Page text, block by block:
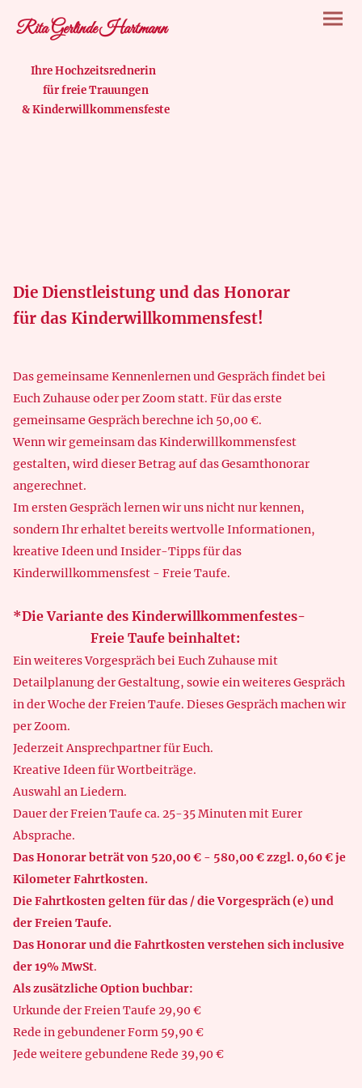
Rita Gerlinde Hartmann
Ihre Hochzeitsrednerin
für freie Trauungen
& Kinderwillkommensfeste
Die Dienstleistung und das Honorar
für das Kinderwillkommensfest!
Das gemeinsame Kennenlernen und Gespräch findet bei
Euch Zuhause oder per Zoom statt. Für das erste
gemeinsame Gespräch berechne ich 50,00 €.
Wenn wir gemeinsam das Kinderwillkommensfest
gestalten, wird dieser Betrag auf das Gesamthonorar
angerechnet.
Im ersten Gespräch lernen wir uns nicht nur kennen,
sondern Ihr erhaltet bereits wertvolle Informationen,
kreative Ideen und Insider-Tipps für das
Kinderwillkommensfest - Freie Taufe.
*Die Variante des Kinderwillkommenfestes-
Freie Taufe beinhaltet:
Ein weiteres Vorgespräch bei Euch Zuhause mit
Detailplanung der Gestaltung, sowie ein weiteres Gespräch
in der Woche der Freien Taufe. Dieses Gespräch machen wir
per Zoom.
Jederzeit Ansprechpartner für Euch.
Kreative Ideen für Wortbeiträge.
Auswahl an Liedern.
Dauer der Freien Taufe ca. 25-35 Minuten mit Eurer
Absprache.
Das Honorar beträt von 520,00 € - 580,00 € zzgl. 0,60 € je
KilometerFahrtkosten.
Die Fahrtkosten gelten für das / die Vorgespräch (e) und
der Freien Taufe.
Das Honorar und die Fahrtkosten verstehen sich inclusive
der19% MwSt.
Als zusätzliche Option buchbar:
Urkunde der Freien Taufe 29,90 €
Rede in gebundener Form 59,90 €
Jede weitere gebundene Rede 39,90 €